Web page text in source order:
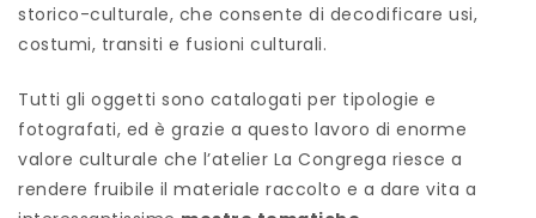
storico-culturale, che consente di decodificare usi,
costumi, transiti e fusioni culturali.
Tutti gli oggetti sono catalogati per tipologie e
fotografati, ed è grazie a questo lavoro di enorme
valore culturale che l’atelier La Congrega riesce a
rendere fruibile il materiale raccolto e a dare vita a